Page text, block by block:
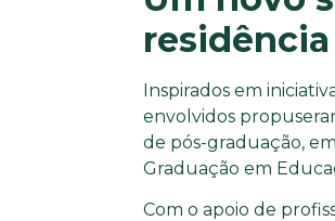
Inspirados em
envolvidos
de pós-graduação,
Graduação em
Com o apoio de